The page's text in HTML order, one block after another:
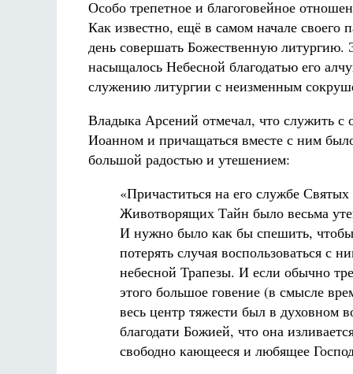
Особо трепетное и благоговейное
Как известно, ещё в самом начале своего
день совершать Божественную литургию.
насыщалось Небесной благодатью его
служению литургии с неизменным
Владыка Арсений отмечал, что служить с
Иоанном и причащаться вместе с ним
большой радостью и утешением:
«Причаститься на его службе Святых
Животворящих Тайн было весьма
И нужно было как бы спешить,
потерять случая воспользоваться с
небесной Трапезы. И если обычно
этого большое говение (в смысле
весь центр тяжести был в духовном
благодати Божией, что она
свободно кающееся и любящее